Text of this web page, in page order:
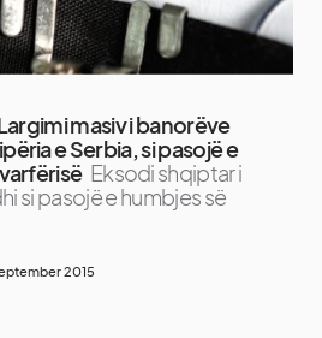
masiv i banorëve
e Serbia, si pasojë e
Eksodi shqiptar i
si pasojë e humbjes së
2015